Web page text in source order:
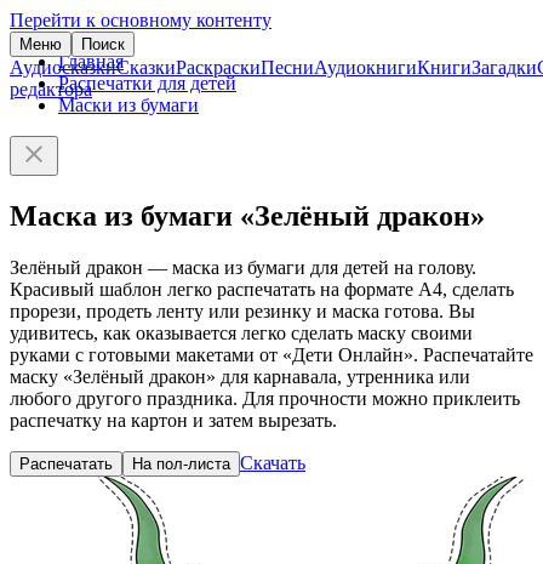
Перейти к основному контенту
Меню Поиск
АудиосказкиСказкиРаскраскиПесниАудиокнигиКнигиЗагадки
редактора
Главная
Распечатки для детей
Маски из бумаги
Маска из бумаги «Зелёный дракон»
Зелёный дракон — маска из бумаги для детей на голову.
Красивый шаблон легко распечатать на формате А4, сделать
прорези, продеть ленту или резинку и маска готова. Вы
удивитесь, как оказывается легко сделать маску своими
руками с готовыми макетами от «Дети Онлайн». Распечатайте
маску «Зелёный дракон» для карнавала, утренника или
любого другого праздника. Для прочности можно приклеить
распечатку на картон и затем вырезать.
Распечатать На пол-листа Скачать